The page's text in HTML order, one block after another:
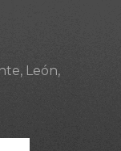
León,